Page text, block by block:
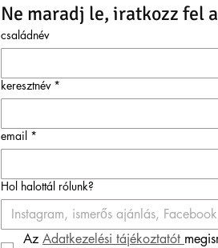
Ne maradj le, iratkozz fel
családnév
keresztnév *
email *
Hol halottál rólunk?
Az Adatkezelési tájékoztatót